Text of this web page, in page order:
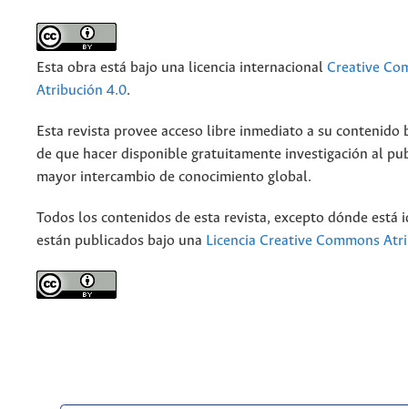
Esta obra está bajo una licencia internacional Creative
Atribución 4.0.
Esta revista provee acceso libre inmediato a su contenido
de que hacer disponible gratuitamente investigación al
mayor intercambio de conocimiento global.
Todos los contenidos de esta revista, excepto dónde está
están publicados bajo una Licencia Creative Commons